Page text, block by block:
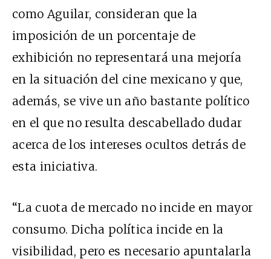
como Aguilar, consideran que la
imposición de un porcentaje de
exhibición no representará una mejoría
en la situación del cine mexicano y que,
además, se vive un año bastante político
en el que no resulta descabellado dudar
acerca de los intereses ocultos detrás de
esta iniciativa.
“La cuota de mercado no incide en mayor
consumo. Dicha política incide en la
visibilidad, pero es necesario apuntalarla